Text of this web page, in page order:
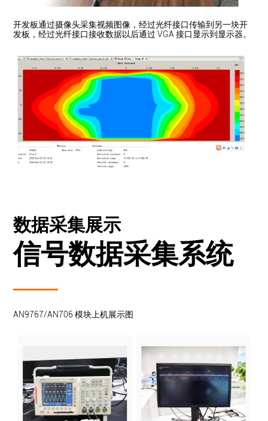
开发板通过摄像头采集视频图像，经过光纤接口传输到另一块开
发板，经过光纤接口接收数据以后通过 VGA 接口显示到显示器。
数据采集展示
信号数据采集系统
AN9767/AN706 模块上机展示图